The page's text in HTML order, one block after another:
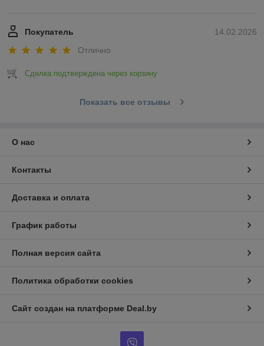
14.02.2026
Покупатель
Отлично
Сделка подтверждена через корзину
Показать все отзывы
О нас
Контакты
Доставка и оплата
График работы
Полная версия сайта
Политика обработки cookies
Сайт создан на платформе Deal.by